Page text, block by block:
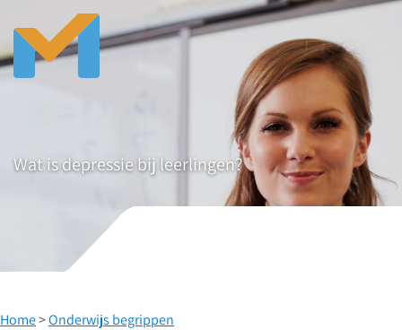
Wat is depressie bij leerlingen?
Home>Onderwijs begrippen